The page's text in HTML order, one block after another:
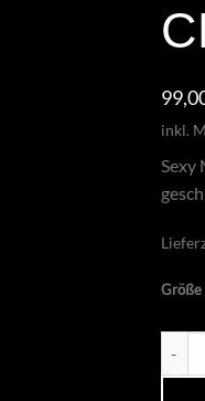
inkl.
Sexy
Größe